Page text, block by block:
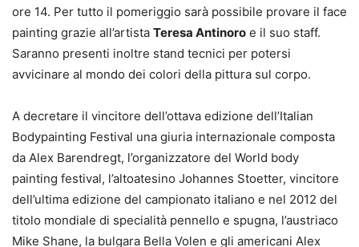
ore 14. Per tutto il pomeriggio sarà possibile provare il face
painting grazie all’artista Teresa Antinoro e il suo staff.
Saranno presenti inoltre stand tecnici per potersi
avvicinare al mondo dei colori della pittura sul corpo.
A decretare il vincitore dell’ottava edizione dell’Italian
Bodypainting Festival una giuria internazionale composta
da Alex Barendregt, l’organizzatore del World body
painting festival, l’altoatesino Johannes Stoetter, vincitore
dell’ultima edizione del campionato italiano e nel 2012 del
titolo mondiale di specialità pennello e spugna, l’austriaco
Mike Shane, la bulgara Bella Volen e gli americani Alex